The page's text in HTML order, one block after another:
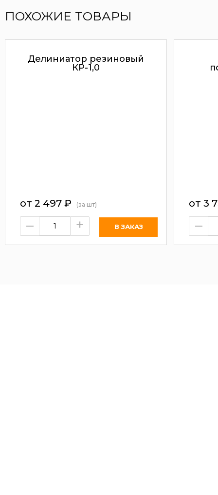
ПОХОЖИЕ ТОВАРЫ
Делиниатор резиновый
КР-1,0
от 2 497 ₽ (за шт)
– +
от 3
–